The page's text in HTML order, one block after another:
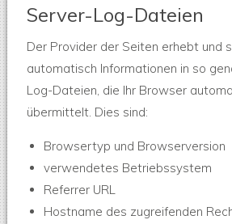
Server-Log-Dateien
Der Provider der Seiten erhebt und
automatisch Informationen in so
Log-Dateien, die Ihr Browser
übermittelt. Dies sind:
Browsertyp und Browserversion
verwendetes Betriebssystem
Referrer URL
Hostname des zugreifenden